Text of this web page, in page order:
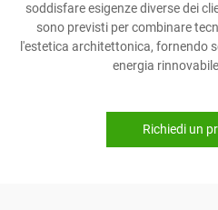
soddisfare esigenze diverse dei
sono previsti per combinare
l'estetica architettonica, fornendo
energia
Richiedi un